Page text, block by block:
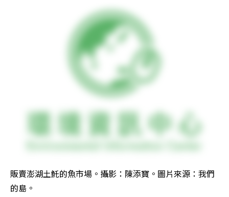
販賣澎湖土魠的魚市場。攝影：陳添寶。圖片來源：我們
的島。